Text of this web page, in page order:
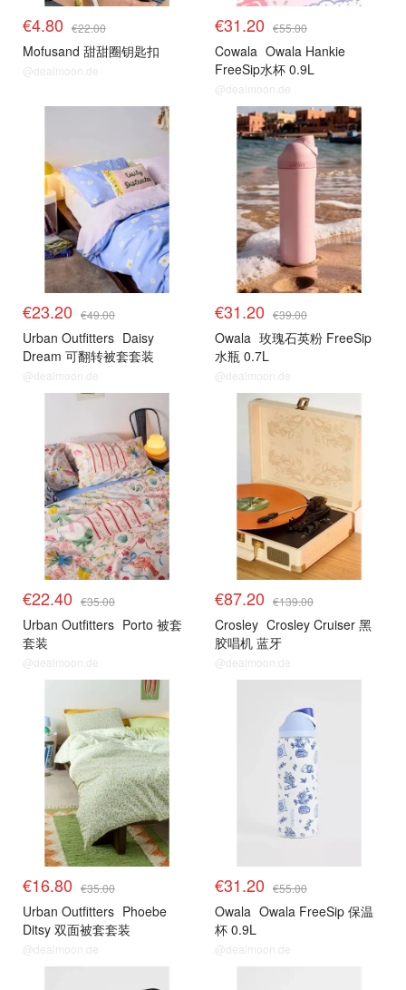
€4.80 €22.00
Mofusand 甜甜圈钥匙扣
@dealmoon.de
€31.20 €55.00
Cowala Owala Hankie
FreeSip水杯 0.9L
@dealmoon.de
€23.20 €49.00
Urban Outfitters Daisy
Dream 可翻转被套套装
@dealmoon.de
€31.20 €39.00
Owala 玫瑰石英粉 FreeSip
水瓶 0.7L
@dealmoon.de
€22.40 €35.00
Urban Outfitters Porto 被套
套装
@dealmoon.de
€87.20 €139.00
Crosley Crosley Cruiser 黑
胶唱机 蓝牙
@dealmoon.de
€16.80 €35.00
Urban Outfitters Phoebe
Ditsy 双面被套套装
@dealmoon.de
€31.20 €55.00
Owala Owala FreeSip 保温
杯 0.9L
@dealmoon.de